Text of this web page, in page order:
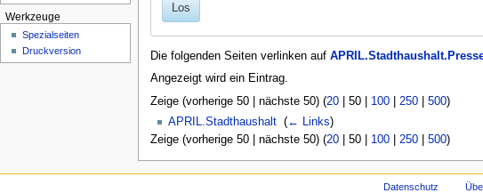
Los
Die folgenden Seiten verlinken auf
Angezeigt wird ein Eintrag.
Zeige (vorherige 50| nächste 50) (20| 50| 100| 250| 500)
APRIL.Stadthaushalt‎ (← Links)
Zeige (vorherige 50| nächste 50) (20| 50| 100| 250| 500)
Werkzeuge
Spezialseiten
Druckversion
Datenschutz